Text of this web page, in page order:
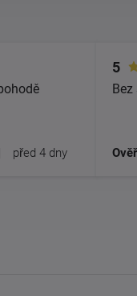
před 4 dny
5